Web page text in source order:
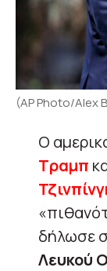
(AP Photo/Alex
Ο
Τραμπ
δήλωσε
Λευκού